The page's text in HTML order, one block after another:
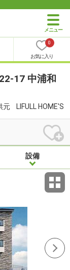
0
お気に入り
17 中浦和
元 LIFULL HOME'S
設備